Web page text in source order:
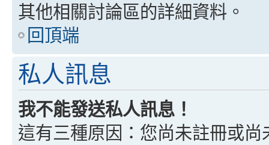
其他相關討論區的詳細資料。
回頂端
私人訊息
我不能發送私人訊息！
這有三種原因：您尚未註冊或